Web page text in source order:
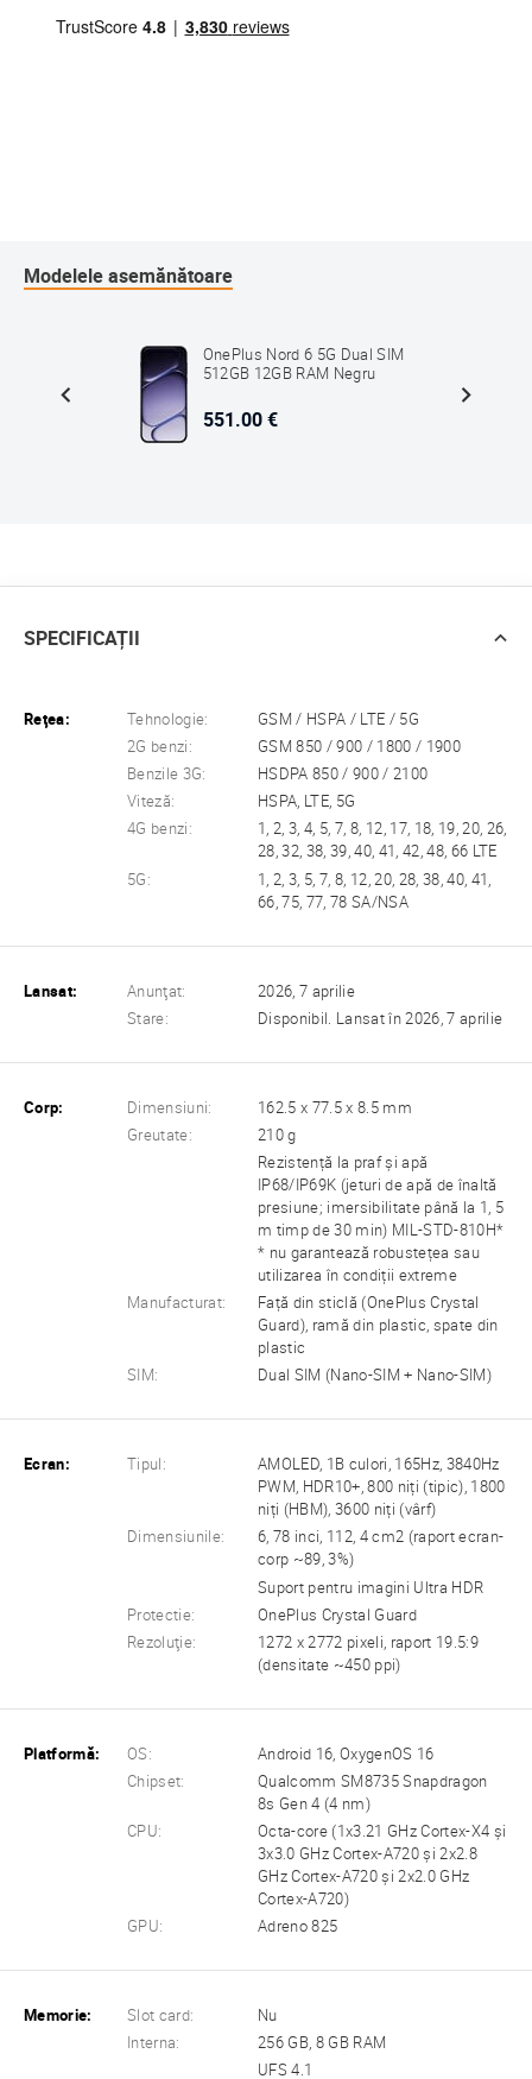
Modelele asemănătoare
OnePlus Nord 6 5G Dual SIM
512GB 12GB RAM Negru
551.00 €
SPECIFICAȚII
Reţea: Tehnologie:
GSM / HSPA / LTE / 5G
2G benzi:
GSM 850 / 900 / 1800 / 1900
Benzile 3G:
HSDPA 850 / 900 / 2100
Viteză:
HSPA, LTE, 5G
4G benzi:
1, 2, 3, 4, 5, 7, 8, 12, 17, 18, 19, 20, 26,
28, 32, 38, 39, 40, 41, 42, 48, 66 LTE
5G:
1, 2, 3, 5, 7, 8, 12, 20, 28, 38, 40, 41,
66, 75, 77, 78 SA/NSA
Lansat: Anunţat:
2026, 7 aprilie
Stare:
Disponibil. Lansat în 2026, 7 aprilie
Corp: Dimensiuni:
162.5 x 77.5 x 8.5 mm
Greutate:
210 g
Rezistență la praf și apă
IP68/IP69K (jeturi de apă de înaltă
presiune; imersibilitate până la 1, 5
m timp de 30 min) MIL-STD-810H*
* nu garantează robustețea sau
utilizarea în condiții extreme
Manufacturat:
Față din sticlă (OnePlus Crystal
Guard), ramă din plastic, spate din
plastic
SIM:
Dual SIM (Nano-SIM + Nano-SIM)
Ecran: Tipul:
AMOLED, 1B culori, 165Hz, 3840Hz
PWM, HDR10+, 800 niți (tipic), 1800
niți (HBM), 3600 niți (vârf)
Dimensiunile:
6, 78 inci, 112, 4 cm2 (raport ecran-
corp ~89, 3%)
Suport pentru imagini Ultra HDR
Protectie:
OnePlus Crystal Guard
Rezoluţie:
1272 x 2772 pixeli, raport 19.5:9
(densitate ~450 ppi)
Platformă: OS:
Android 16, OxygenOS 16
Chipset:
Qualcomm SM8735 Snapdragon
8s Gen 4 (4 nm)
CPU:
Octa-core (1x3.21 GHz Cortex-X4 și
3x3.0 GHz Cortex-A720 și 2x2.8
GHz Cortex-A720 și 2x2.0 GHz
Cortex-A720)
GPU:
Adreno 825
Memorie: Slot card:
Nu
Interna:
256 GB, 8 GB RAM
UFS 4.1